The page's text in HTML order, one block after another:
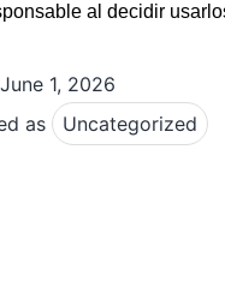
al decidir
June 1, 2026
as
Uncategorized